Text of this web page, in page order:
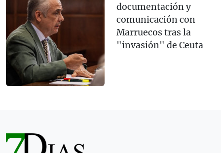
documentación y
comunicación con
Marruecos tras la
"invasión" de Ceuta